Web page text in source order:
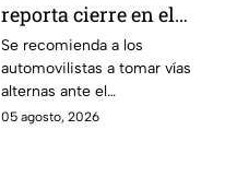
reporta cierre en el
Distribuidor Juan
Pablo II en León; esto
sabemos
Se recomienda a los
automovilistas a tomar vías
alternas ante el
congestionamiento que se
05 agosto, 2026